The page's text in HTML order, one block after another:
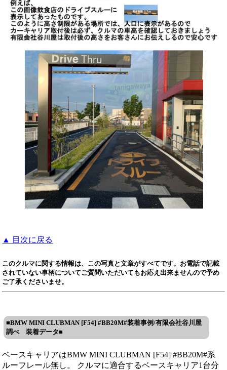
▲ 目次に戻る
このクルマに関する情報は、この写真と文章がすべてです。お電話で記載
されていない事柄についてご質問いただいてもお応え出来ませんので予め
ご了承くださいませ。
■BMW MINI CLUBMAN [F54] #BB20M#装着事例/有限会社谷川屋
調べ 装着データ■
ベースキャリアはBMW MINI CLUBMAN [F54] #BB20M#系
ルーフレール無し。 クルマに適合するベースキャリア1台分